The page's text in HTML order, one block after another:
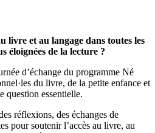
livre et au langage dans toutes les
éloignées de la lecture ?
d’échange du programme Né
du livre, de la petite enfance et
question essentielle.
réflexions, des échanges de
pour soutenir l’accès au livre, au